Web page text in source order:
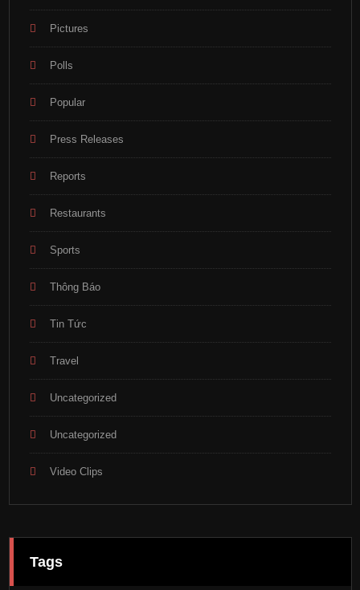
Pictures
Polls
Popular
Press Releases
Reports
Restaurants
Sports
Thông Báo
Tin Tức
Travel
Uncategorized
Uncategorized
Video Clips
Tags